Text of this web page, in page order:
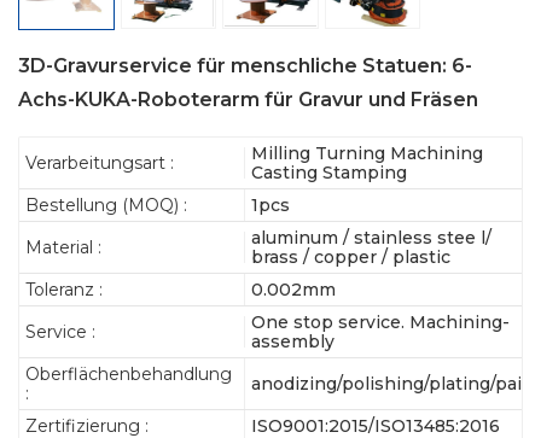
3D-Gravurservice für menschliche Statuen: 6-
Achs-KUKA-Roboterarm für Gravur und Fräsen
Verarbeitungsart :
Milling Turning Machining
Casting Stamping
Bestellung (MOQ) :
1pcs
Material :
aluminum / stainless stee l/
brass / copper / plastic
Toleranz :
0.002mm
Service :
One stop service. Machining-
assembly
Oberflächenbehandlung
:
anodizing/polishing/plating/
Zertifizierung :
ISO9001:2015/ISO13485:2016